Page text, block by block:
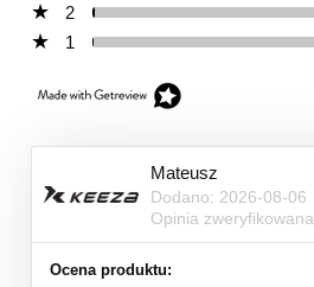
2
1
Mateusz
Dodano: 2026-08-06
Opinia zweryfikowana
Ocena produktu: